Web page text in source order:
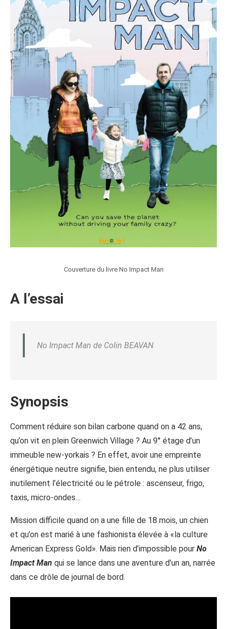
Couverture du livre No Impact Man
A l’essai
No Impact Man de Colin BEAVAN
Synopsis
Comment réduire son bilan carbone quand on a 42 ans,
qu’on vit en plein Greenwich Village ? Au 9° étage d’un
immeuble new-yorkais ? En effet, avoir une empreinte
énergétique neutre signifie, bien entendu, ne plus utiliser
inutilement l’électricité ou le pétrole : ascenseur, frigo,
taxis, micro-ondes…
Mission difficile quand on a une fille de 18 mois, un chien
et qu’on est marié à une fashionista élevée à «la culture
American Express Gold». Mais rien d’impossible pour No
Impact Man qui se lance dans une aventure d’un an, narrée
dans ce drôle de journal de bord.